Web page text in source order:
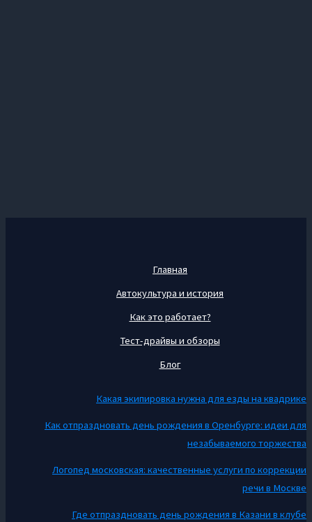
Главная
Автокультура и история
Как это работает?
Тест-драйвы и обзоры
Блог
Какая экипировка нужна для езды на квадрике
Как отпраздновать день рождения в Оренбурге: идеи для
незабываемого торжества
Логопед московская: качественные услуги по коррекции
речи в Москве
Где отпраздновать день рождения в Казани в клубе